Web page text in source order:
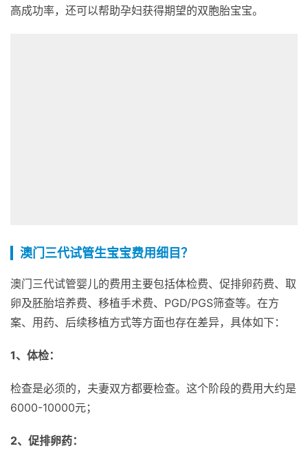
高成功率，还可以帮助孕妇获得期望的双胞胎宝宝。
澳门三代试管生宝宝费用细目？
澳门三代试管婴儿的费用主要包括体检费、促排卵药费、取
卵及胚胎培养费、移植手术费、PGD/PGS筛查等。在方
案、用药、后续移植方式等方面也存在差异，具体如下：
1、体检：
检查是必须的，夫妻双方都要检查。这个阶段的费用大约是
6000-10000元；
2、促排卵药：